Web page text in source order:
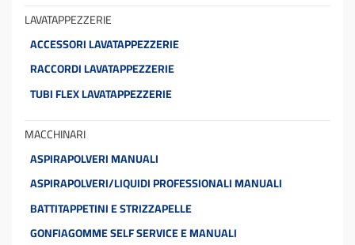
LAVATAPPEZZERIE
ACCESSORI LAVATAPPEZZERIE
RACCORDI LAVATAPPEZZERIE
TUBI FLEX LAVATAPPEZZERIE
MACCHINARI
ASPIRAPOLVERI MANUALI
ASPIRAPOLVERI/LIQUIDI PROFESSIONALI MANUALI
BATTITAPPETINI E STRIZZAPELLE
GONFIAGOMME SELF SERVICE E MANUALI